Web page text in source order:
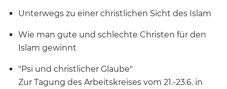
Unterwegs zu einer christlichen Sicht des Islam
Wie man gute und schlechte Christen für den
Islam gewinnt
"Psi und christlicher Glaube"
Zur Tagung des Arbeitskreises vom 21.-23.6. in